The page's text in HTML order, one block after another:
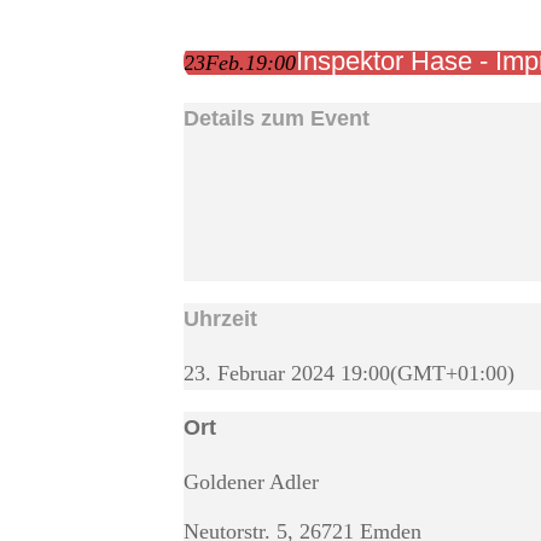
23Feb. 19:00Inspektor Hase -
Details zum Event
Uhrzeit
23. Februar 2024 19:00(GMT+01:00)
Ort
Goldener Adler
Neutorstr. 5, 26721 Emden